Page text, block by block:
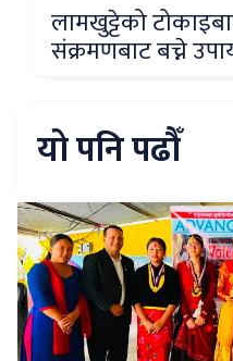
लामखुट्टेको
संक्रमणबाट बच्ने
यो पनि पढौँ